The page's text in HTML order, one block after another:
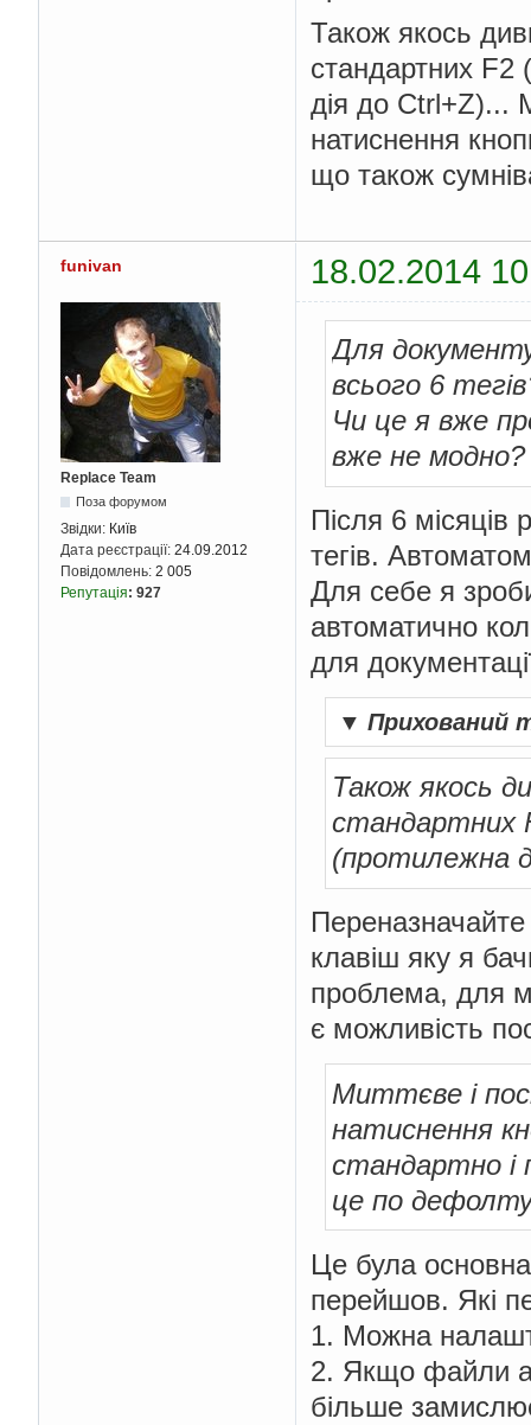
Також якось
стандартних
дія до Ctrl+Z)...
натиснення
що також
funivan 18.02.2014
Replace Team
Поза форумом
Звідки: Київ
Дата реєстрації: 24.09.2012
Повідомлень: 2 005
Репутація: 927
Для
всього 6
Чи це я вже
вже не модно?
Після 6 місяців
тегів.
Для себе я
автоматично
для
▼ Прихований
Також якось
стандартних
(протилежна
клавіш яку я
проблема, для
є можливість
Миттєве і
натиснення
стандартно і
це по
Це була
перейшов. Які
1. Можна
2. Якщо файли
більше